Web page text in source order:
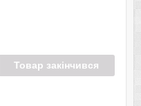
Товар закінчився